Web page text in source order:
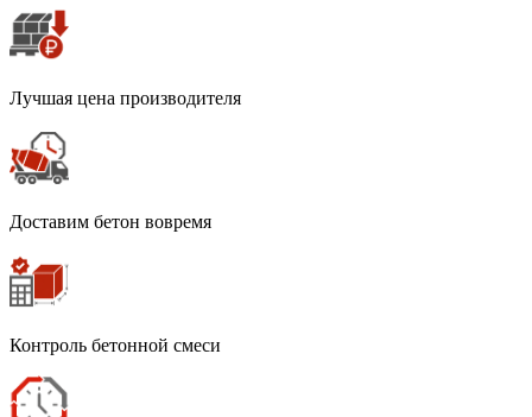
Лучшая цена производителя
Доставим бетон вовремя
Контроль бетонной смеси